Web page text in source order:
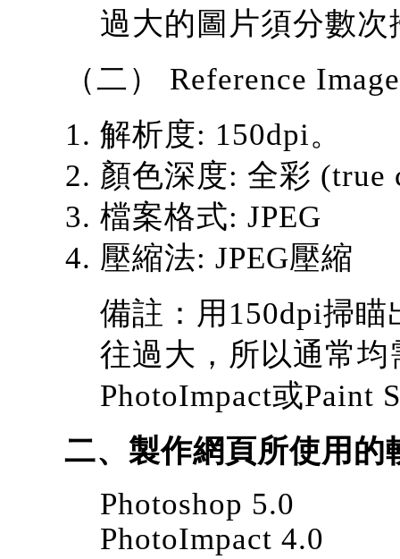
過大的圖片須分數
（二） Reference
解析度: 150dpi。
顏色深度: 全彩
檔案格式: JPEG
壓縮法: JPEG壓縮
備註：用150dpi掃
往過大，所以通常
PhotoImpact或Paint
二、製作網頁所使用的
Photoshop 5.0
PhotoImpact 4.0